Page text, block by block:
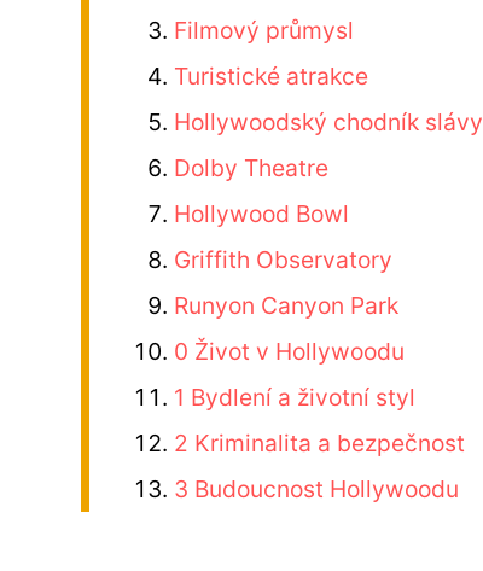
Filmový průmysl
Turistické atrakce
Hollywoodský chodník slávy
Dolby Theatre
Hollywood Bowl
Griffith Observatory
Runyon Canyon Park
0 Život v Hollywoodu
1 Bydlení a životní styl
2 Kriminalita a bezpečnost
3 Budoucnost Hollywoodu